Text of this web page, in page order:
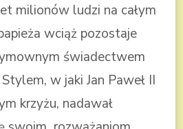
milionów ludzi na całym
wciąż pozostaje
świadectwem
w jaki Jan Paweł II
krzyżu, nadawał